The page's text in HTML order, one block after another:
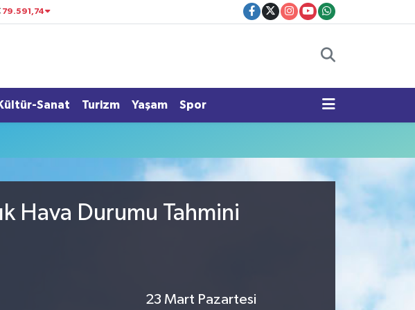
79.591,74
Sanat Turizm Yaşam Spor
Hava Durumu Tahmini
23 Mart Pazartesi